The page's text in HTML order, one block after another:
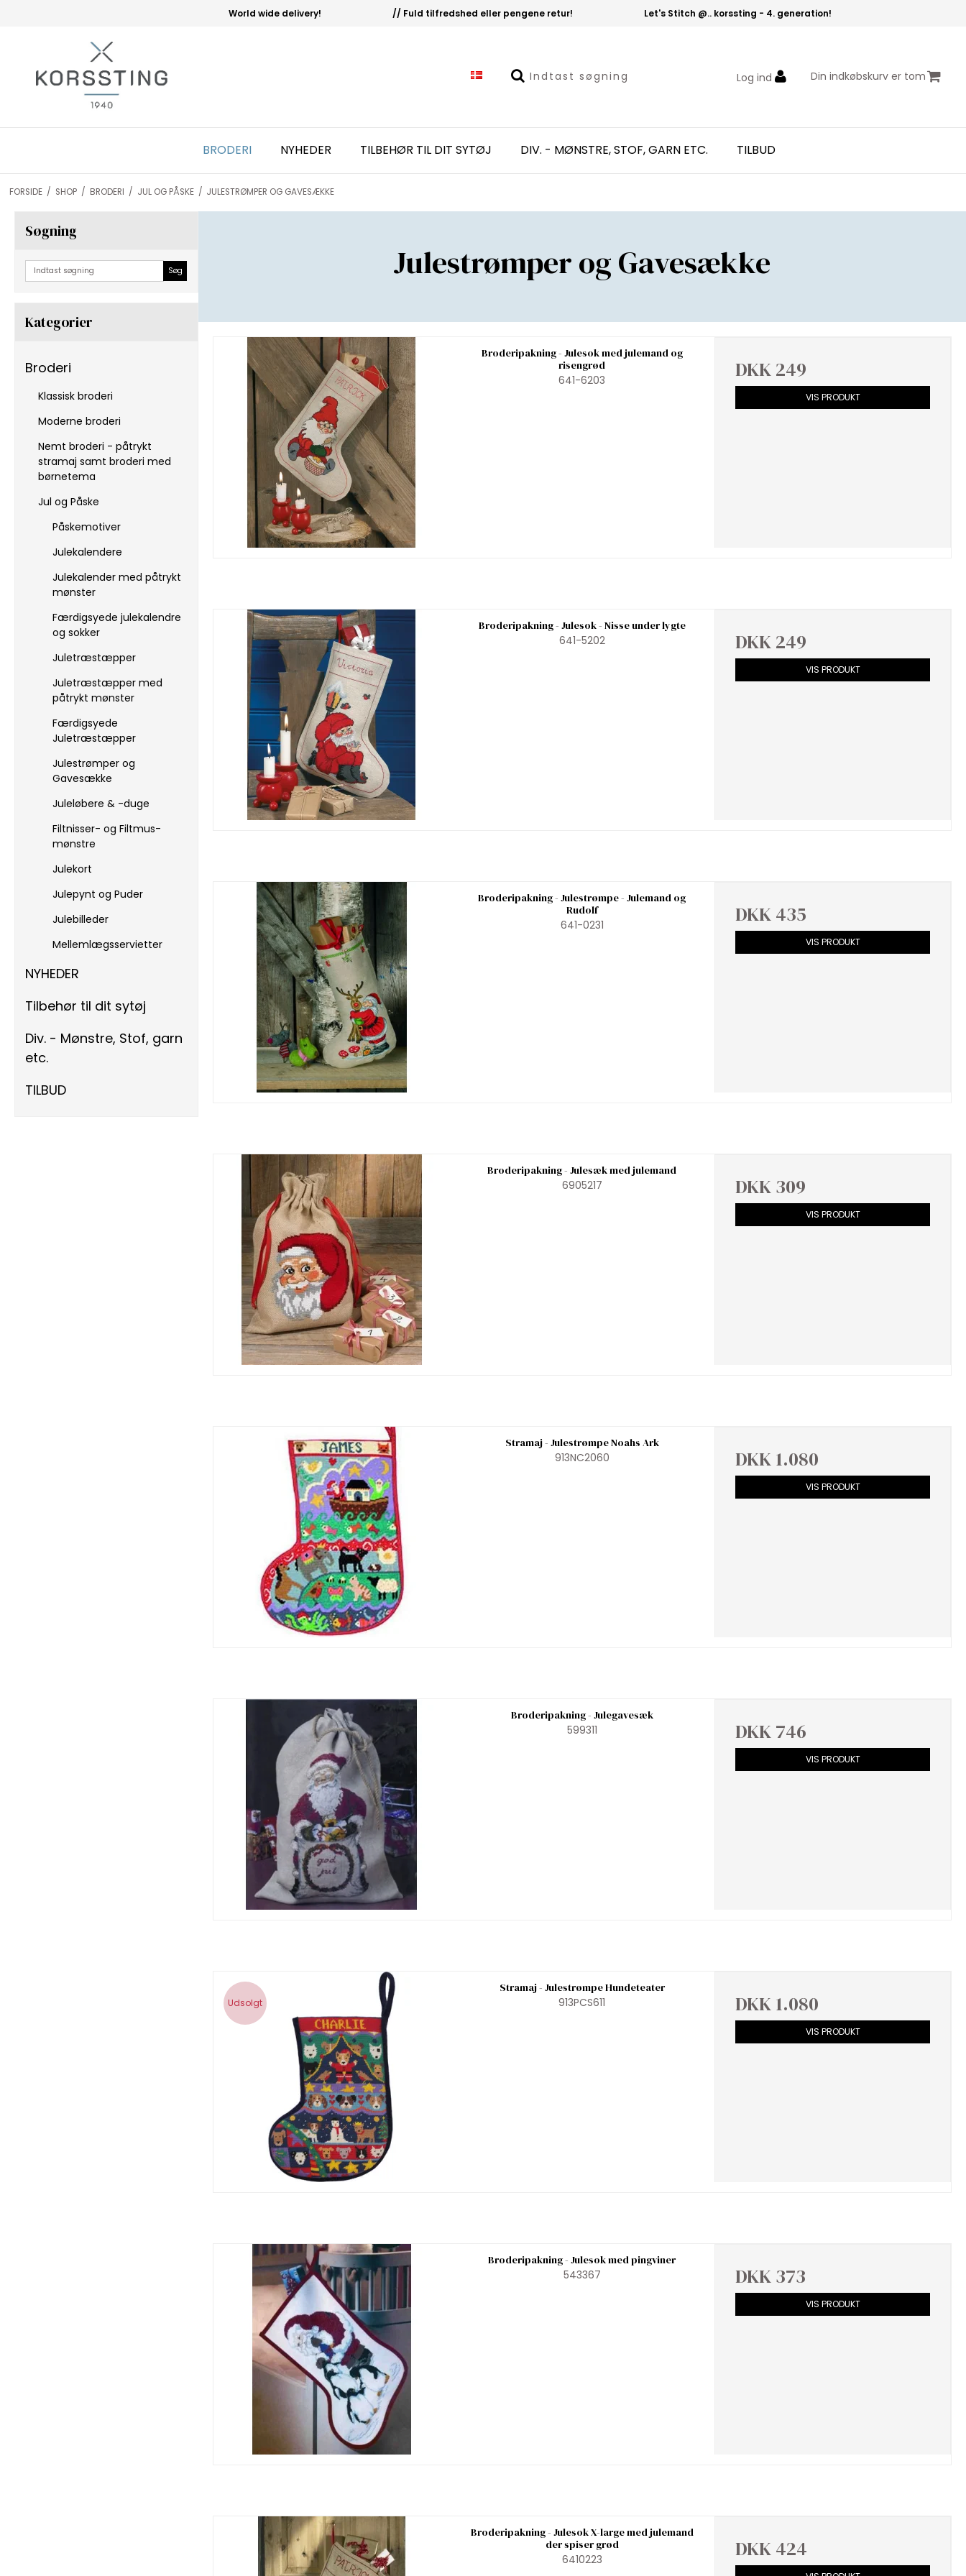
World wide delivery! // Fuld tilfredshed eller pengene retur! Let's Stitch @.. korssting - 4. generation!
Log ind Din indkøbskurv er tom
BRODERI NYHEDER TILBEHØR TIL DIT SYTØJ DIV. - MØNSTRE, STOF, GARN ETC. TILBUD
FORSIDE / SHOP / BRODERI / JUL OG PÅSKE / JULESTRØMPER OG GAVESÆKKE
Søgning
Søg
Kategorier
Broderi
Klassisk broderi
Moderne broderi
Nemt broderi - påtrykt
stramaj samt broderi med
børnetema
Jul og Påske
Påskemotiver
Julekalendere
Julekalender med påtrykt
mønster
Færdigsyede julekalendre
og sokker
Juletræstæpper
Juletræstæpper med
påtrykt mønster
Færdigsyede
Juletræstæpper
Julestrømper og
Gavesække
Juleløbere & -duge
Filtnisser- og Filtmus-
mønstre
Julekort
Julepynt og Puder
Julebilleder
Mellemlægsservietter
NYHEDER
Tilbehør til dit sytøj
Div. - Mønstre, Stof, garn
etc.
TILBUD
Julestrømper og Gavesække
Broderipakning - Julesok med julemand og
risengrød
641-6203
DKK 249
VIS PRODUKT
Broderipakning - Julesok - Nisse under lygte
641-5202
DKK 249
VIS PRODUKT
Broderipakning - Julestrømpe - Julemand og
Rudolf
641-0231
DKK 435
VIS PRODUKT
Broderipakning - Julesæk med julemand
6905217
DKK 309
VIS PRODUKT
Stramaj - Julestrømpe Noahs Ark
913NC2060
DKK 1.080
VIS PRODUKT
Broderipakning - Julegavesæk
599311
DKK 746
VIS PRODUKT
Udsolgt
Stramaj - Julestrømpe Hundeteater
913PCS611
DKK 1.080
VIS PRODUKT
Broderipakning - Julesok med pingviner
543367
DKK 373
VIS PRODUKT
Broderipakning - Julesok X-large med julemand
der spiser grød
6410223
DKK 424